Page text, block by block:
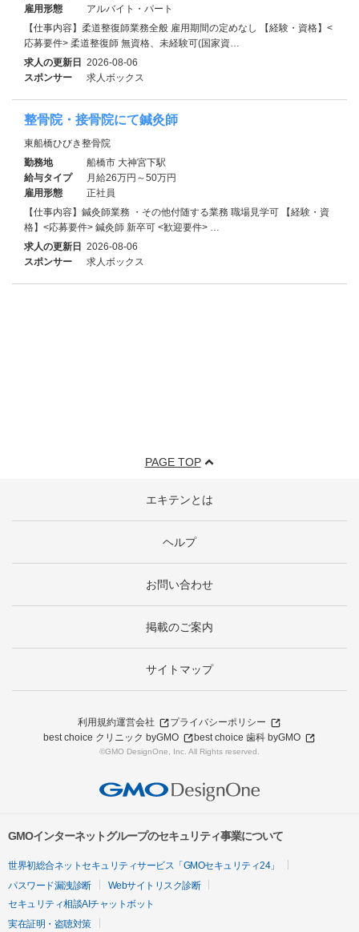
雇用形態
アルバイト・パート
【仕事内容】柔道整復師業務全般 雇用期間の定めなし 【経験・資格】<
応募要件> 柔道整復師 無資格、未経験可(国家資…
求人の更新日 2026-08-06
スポンサー
求人ボックス
整骨院・接骨院にて鍼灸師
東船橋ひびき整骨院
勤務地
船橋市 大神宮下駅
給与タイプ
月給26万円～50万円
雇用形態
正社員
【仕事内容】鍼灸師業務 ・その他付随する業務 職場見学可 【経験・資
格】<応募要件> 鍼灸師 新卒可 <歓迎要件> …
求人の更新日 2026-08-06
スポンサー
求人ボックス
PAGE TOP
エキテンとは
ヘルプ
お問い合わせ
掲載のご案内
サイトマップ
利用規約運営会社
プライバシーポリシー
best choice クリニック byGMO
best choice 歯科 byGMO
©GMO DesignOne, Inc. All Rights reserved.
GMOインターネットグループのセキュリティ事業について
世界初総合ネットセキュリティサービス「GMOセキュリティ24」
パスワード漏洩診断
Webサイトリスク診断
セキュリティ相談AIチャットボット
実在証明・盗聴対策